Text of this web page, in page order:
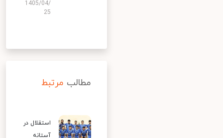
1405/04/
25
مطالب مرتبط
استقلال در
آستانه